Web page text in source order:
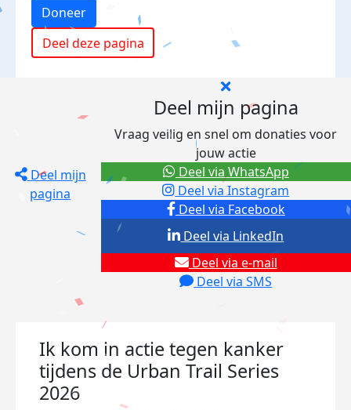
Doneer
Deel deze pagina
Deel mijn
pagina
Deel mijn pagina
Vraag veilig en snel om donaties voor
jouw actie
Deel via Facebook
Deel via Instagram
Deel via e-mail
Deel via SMS
Deel via LinkedIn
Deel via WhatsApp
Ik kom in actie tegen kanker
tijdens de Urban Trail Series
2026